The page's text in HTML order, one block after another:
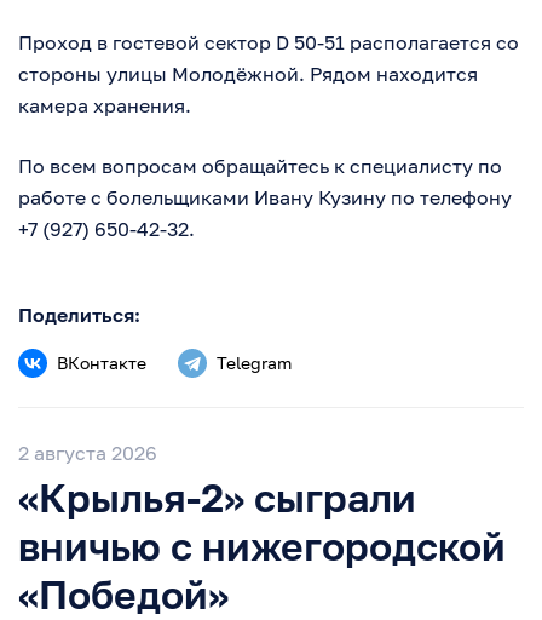
Проход в гостевой сектор D 50-51 располагается со
стороны улицы Молодёжной. Рядом находится
камера хранения.
По всем вопросам обращайтесь к специалисту по
работе с болельщиками Ивану Кузину по телефону
+7 (927) 650-42-32.
Поделиться:
ВКонтакте Telegram
2 августа 2026
«Крылья-2» сыграли
вничью с нижегородской
«Победой»